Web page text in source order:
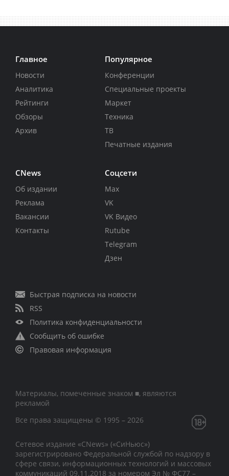
Главное
Новости
Аналитика
Рейтинги
Обзоры
Архив
Популярное
Конференции
Специальные проекты
Маркет
Техника
ТВ
Печатные издания
CNews
Об издании
Реклама
Вакансии
Контакты
Соцсети
Max
VK
VK Видео
Rutube
Telegram
Дзен
Быстрая подписка на новости
RSS
Политика конфиденциальности
Сообщить об ошибке
Правовая информация
Материалы, помеченные знаком ■, являются
рекламой
Все права защищены © 1995 – 2026
Сетевое издание «CNews» («СиНьюс»)
зарегистрировано Федеральной службой по надзору в
сфере связи, информационных технологий и массовых
коммуникаций 09.11.2018 за номером Эл № ФС77 –